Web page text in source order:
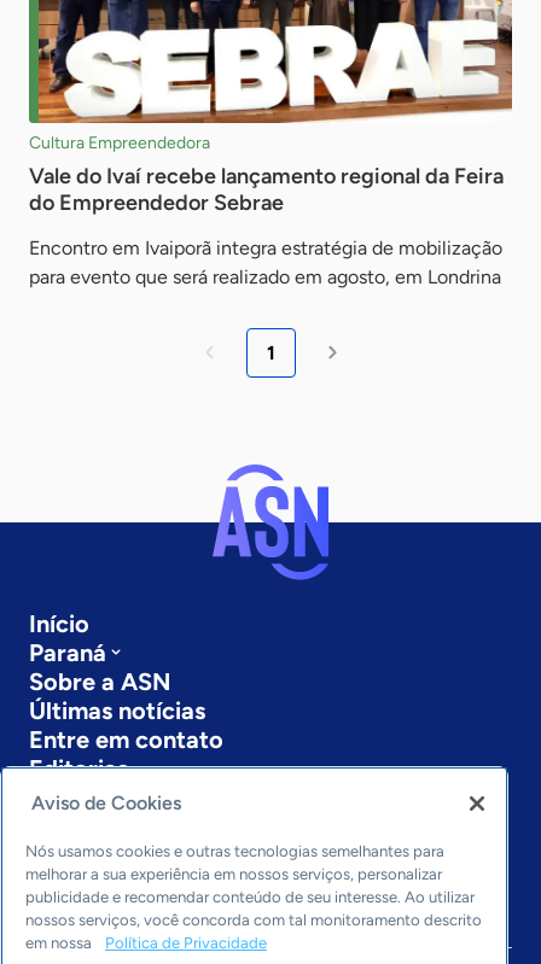
Cultura Empreendedora
Vale do Ivaí recebe lançamento regional da Feira
do Empreendedor Sebrae
Encontro em Ivaiporã integra estratégia de mobilização
para evento que será realizado em agosto, em Londrina
1
Início
Paraná
Sobre a ASN
Últimas notícias
Entre em contato
Editorias
Economia & Política
Inovação & Tecnologia
Cultura empreendedora
Dados
Arquivo
Aviso de Cookies
Nós usamos cookies e outras tecnologias semelhantes para
melhorar a sua experiência em nossos serviços, personalizar
publicidade e recomendar conteúdo de seu interesse. Ao utilizar
nossos serviços, você concorda com tal monitoramento descrito
em nossa
Política de Privacidade